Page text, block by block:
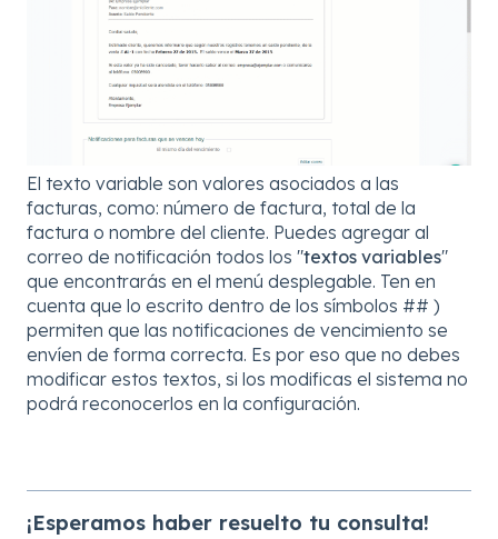
El texto variable son valores asociados a las
facturas, como: número de factura, total de la
factura o nombre del cliente. Puedes agregar al
correo de notificación todos los "textos variables"
que encontrarás en el menú desplegable. Ten en
cuenta que lo escrito dentro de los símbolos ## )
permiten que las notificaciones de vencimiento se
envíen de forma correcta. Es por eso que no debes
modificar estos textos, si los modificas el sistema no
podrá reconocerlos en la configuración.
¡Esperamos haber resuelto tu consulta!